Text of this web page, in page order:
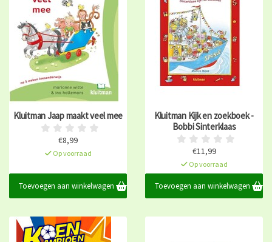
Kluitman Jaap maakt veel mee
€8,99
Op voorraad
Toevoegen aan winkelwagen
Kluitman Kijk en zoekboek -
Bobbi Sinterklaas
€11,99
Op voorraad
Toevoegen aan winkelwagen